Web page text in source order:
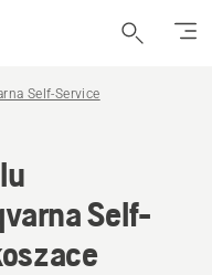
Self-Service
Self-